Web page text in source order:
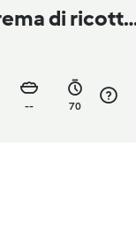
di ricotta
-- 70